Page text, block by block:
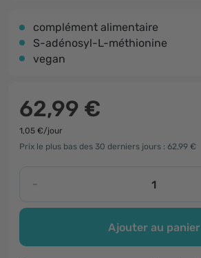
complément alimentaire
S-adénosyl-L-méthionine
vegan
62,99 €
1,05 €/jour
Prix le plus bas des 30 derniers jours : 62,99 €
-
Ajouter au panier